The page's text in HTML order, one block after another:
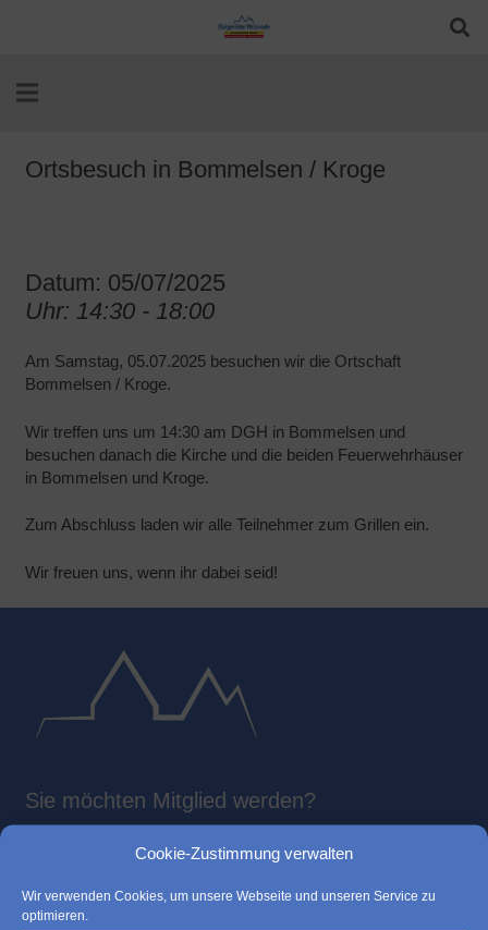
Cookie-Zustimmung verwalten
Wir verwenden Cookies, um unsere Webseite und unseren Service zu
optimieren.
Ortsbesuch in Bommelsen / Kroge
Datum: 05/07/2025
Uhr: 14:30 - 18:00
Am Samstag, 05.07.2025 besuchen wir die Ortschaft
Bommelsen / Kroge.
Wir treffen uns um 14:30 am DGH in Bommelsen und
besuchen danach die Kirche und die beiden Feuerwehrhäuser
in Bommelsen und Kroge.
Zum Abschluss laden wir alle Teilnehmer zum Grillen ein.
Wir freuen uns, wenn ihr dabei seid!
Sie möchten Mitglied werden?
als PDF-Datei zum Downloaden:
Beitrittserklärung-Formular